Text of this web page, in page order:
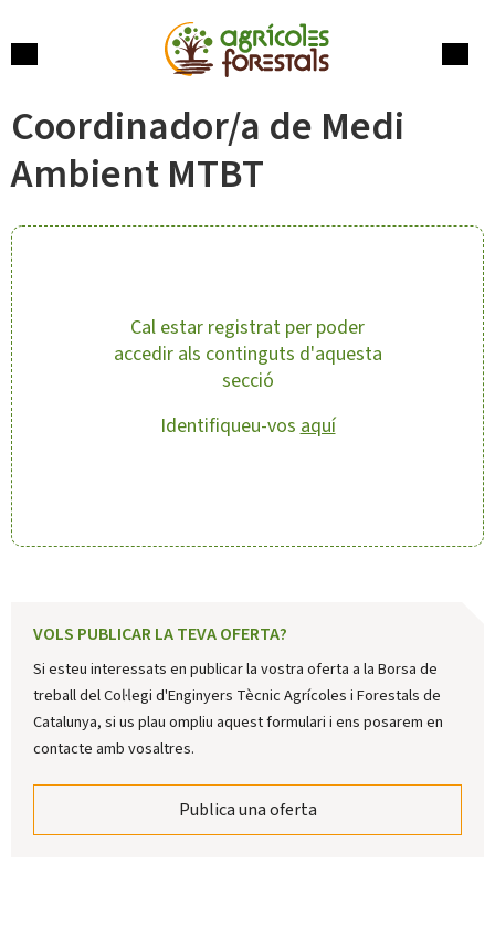
to
content
Coordinador/a de Medi
Ambient MTBT
Cal estar registrat per poder
accedir als continguts d'aquesta
secció
Identifiqueu-vos aquí
VOLS PUBLICAR LA TEVA OFERTA?
Si esteu interessats en publicar la vostra oferta a la Borsa de
treball del Col·legi d'Enginyers Tècnic Agrícoles i Forestals de
Catalunya, si us plau ompliu aquest formulari i ens posarem en
contacte amb vosaltres.
Publica una oferta